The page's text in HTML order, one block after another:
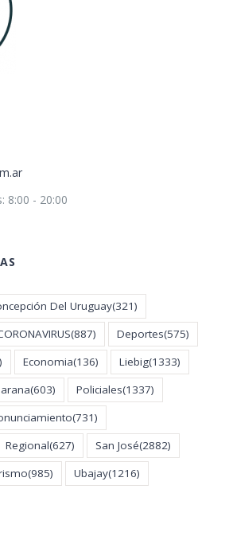
8:00 - 20:00
Del Uruguay(321)
(887) Deportes(575)
Economia(136) Liebig(1333)
(603) Policiales(1337)
(731)
Regional(627) San José(2882)
(985) Ubajay(1216)